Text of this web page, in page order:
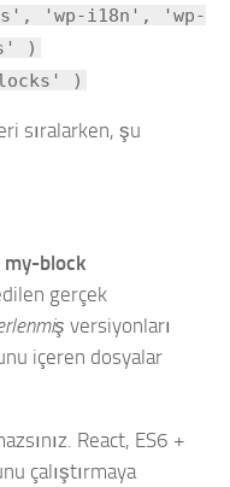
'wp-i18n', 'wp-
)
)
sıralarken, şu
my-block
gerçek
versiyonları
içeren dosyalar
React, ES6 +
çalıştırmaya